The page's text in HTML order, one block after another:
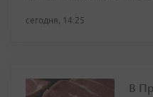
сегодня, 14:25
В